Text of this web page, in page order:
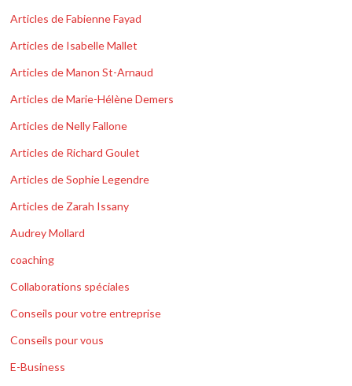
Articles de Fabienne Fayad
Articles de Isabelle Mallet
Articles de Manon St-Arnaud
Articles de Marie-Hélène Demers
Articles de Nelly Fallone
Articles de Richard Goulet
Articles de Sophie Legendre
Articles de Zarah Issany
Audrey Mollard
coaching
Collaborations spéciales
Conseils pour votre entreprise
Conseils pour vous
E-Business